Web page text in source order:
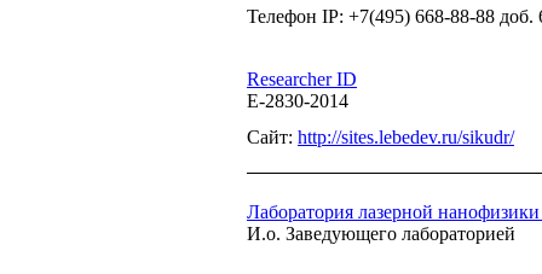
Телефон IP: +7(495) 668-88-88 доб.
Researcher ID
E-2830-2014
Сайт: http://sites.lebedev.ru/sikudr/
Лаборатория лазерной
И.о. Заведующего лабораторией